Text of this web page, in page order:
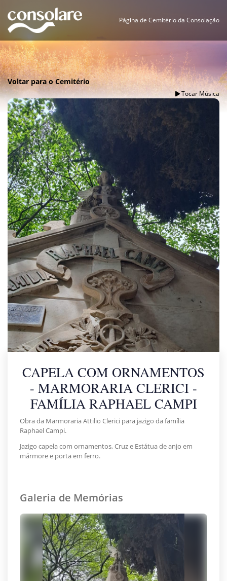
Página de Cemitério da Consolação
Voltar para o Cemitério
Tocar Música
CAPELA COM ORNAMENTOS
- MARMORARIA CLERICI -
FAMÍLIA RAPHAEL CAMPI
Obra da Marmoraria Attilio Clerici para jazigo da família
Raphael Campi.
Jazigo capela com ornamentos, Cruz e Estátua de anjo em
mármore e porta em ferro.
Galeria de Memórias